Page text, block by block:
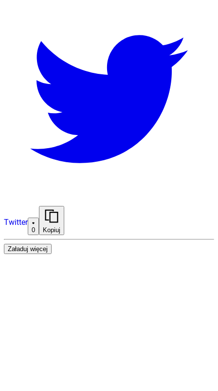
Twitter
0 Kopiuj
Załaduj więcej